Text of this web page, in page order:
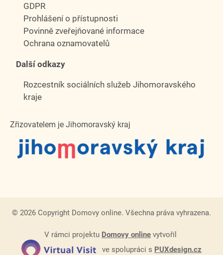
GDPR
Prohlášení o přístupnosti
Povinně zveřejňované informace
Ochrana oznamovatelů
Další odkazy
Rozcestník sociálních služeb Jihomoravského
kraje
Zřizovatelem je Jihomoravský kraj
© 2026 Copyright Domovy online. Všechna práva vyhrazena.
V rámci projektu Domovy online vytvořil
ve spolupráci s PUXdesign.cz